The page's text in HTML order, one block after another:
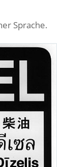
Sprache.